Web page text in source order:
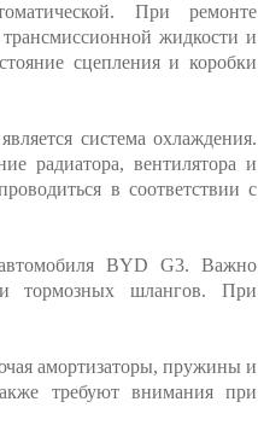
При ремонте
жидкости и
сцепления и коробки
система охлаждения.
радиатора, вентилятора и
в соответствии с
BYD G3. Важно
и тормозных шлангов. При
амортизаторы, пружины и
требуют внимания при